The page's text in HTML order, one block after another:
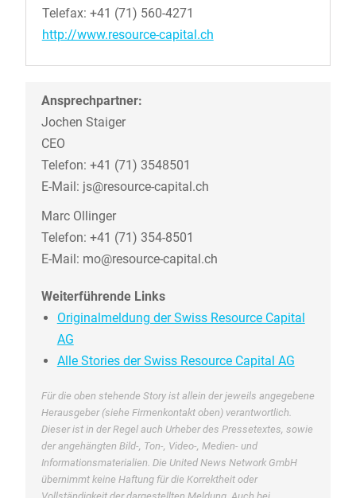
Telefax: +41 (71) 560-4271
http://www.resource-capital.ch
Ansprechpartner:
Jochen Staiger
CEO
Telefon: +41 (71) 3548501
E-Mail: js@resource-capital.ch
Marc Ollinger
Telefon: +41 (71) 354-8501
E-Mail: mo@resource-capital.ch
Weiterführende Links
Originalmeldung der Swiss Resource Capital
AG
Alle Stories der Swiss Resource Capital AG
Für die oben stehende Story ist allein der jeweils angegebene
Herausgeber (siehe Firmenkontakt oben) verantwortlich.
Dieser ist in der Regel auch Urheber des Pressetextes, sowie
der angehängten Bild-, Ton-, Video-, Medien- und
Informationsmaterialien. Die United News Network GmbH
übernimmt keine Haftung für die Korrektheit oder